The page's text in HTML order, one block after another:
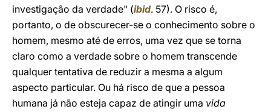
investigação da verdade" (ibid. 57). O risco é,
portanto, o de obscurecer-se o conhecimento sobre o
homem, mesmo até de erros, uma vez que se torna
claro como a verdade sobre o homem transcende
qualquer tentativa de reduzir a mesma a algum
aspecto particular. Ou há risco de que a pessoa
humana já não esteja capaz de atingir uma vida